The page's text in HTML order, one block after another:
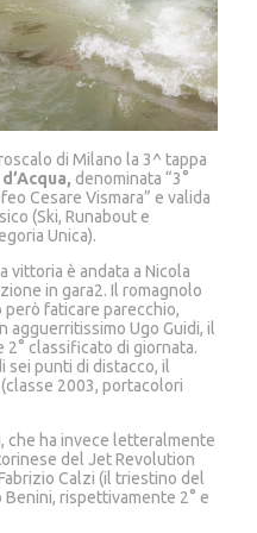
di Milano la 3^ tappa
denominata “3°
Cesare Vismara” e valida
(Ski, Runabout e
Unica).
vittoria è andata a Nicola
in gara2. Il romagnolo
però faticare parecchio,
agguerritissimo Ugo Guidi, il
2° classificato di giornata.
sei punti di distacco, il
2003, portacolori
che ha invece letteralmente
del Jet Revolution
Calzi (il triestino del
rispettivamente 2° e